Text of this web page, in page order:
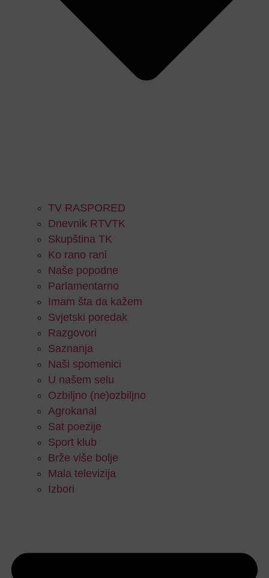
TV RASPORED
Dnevnik RTVTK
Skupština TK
Ko rano rani
Naše popodne
Parlamentarno
Imam šta da kažem
Svjetski poredak
Razgovori
Saznanja
Naši spomenici
U našem selu
Ozbiljno (ne)ozbiljno
Agrokanal
Sat poezije
Sport klub
Brže više bolje
Mala televizija
Izbori